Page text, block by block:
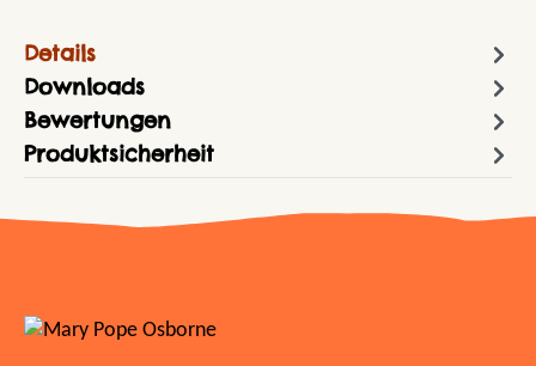
Details
Downloads
Bewertungen
Produktsicherheit